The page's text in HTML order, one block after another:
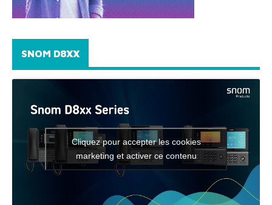
SNOM D8XX
Cliquez pour accepter les cookies
marketing et activer ce contenu